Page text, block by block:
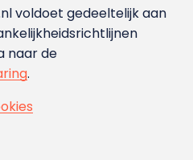
voldoet gedeeltelijk aan
naar de
.